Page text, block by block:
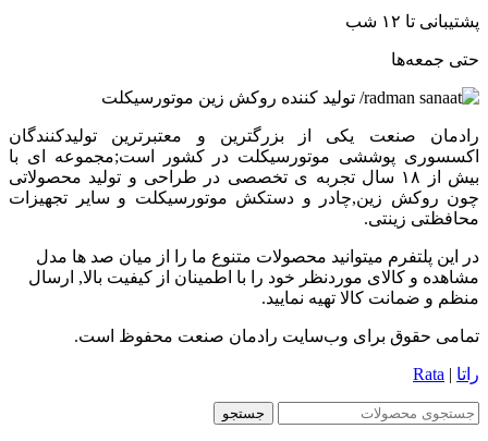
پشتیبانی تا ۱۲ شب
حتی جمعه‌ها
رادمان صنعت یکی از بزرگترین و معتبرترین تولیدکنندگان
اکسسوری پوششی موتورسیکلت در کشور است;مجموعه ای با
بیش از ۱۸ سال تجربه ی تخصصی در طراحی و تولید محصولاتی
چون روکش زین,چادر و دستکش موتورسیکلت و سایر تجهیزات
محافظتی زینتی.
در این پلتفرم میتوانید محصولات متنوع ما را از میان صد ها مدل
مشاهده و کالای موردنظر خود را با اطمینان از کیفیت بالا, ارسال
منظم و ضمانت کالا تهیه نمایید.
تمامی حقوق برای وب‌سایت رادمان صنعت محفوظ است.
راتا |
Rata
جستجو